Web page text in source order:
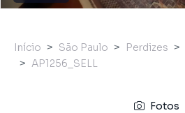
Início São Paulo Perdizes
AP1256_SELL
Fotos